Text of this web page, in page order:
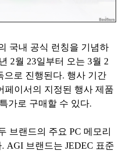
국내 공식 런칭을 기념하
2월 23일부터 오는 3월 2
으로 진행된다. 행사 기간
페이서의 지정된 행사 제품
가로 구매할 수 있다.
브랜드의 주요 PC 메모리
AGI 브랜드는 JEDEC 표준